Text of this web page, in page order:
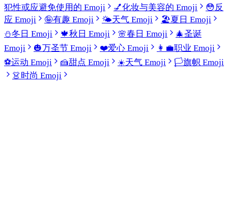
犯性或应避免使用的 Emoji
💅化妆与美容的 Emoji 😳反
应 Emoji
🤪有趣 Emoji 🌤️天气 Emoji 🏖️夏日 Emoji
⛄冬日 Emoji 🍁秋日 Emoji 🌸春日 Emoji 🎄圣诞
Emoji
🎃万圣节 Emoji ❤️爱心 Emoji 👩‍💼职业 Emoji
⚽运动 Emoji 🍰甜点 Emoji ☀️天气 Emoji 🏳️旗帜 Emoji
👗时尚 Emoji